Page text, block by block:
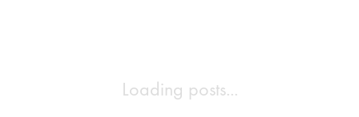
Loading posts...